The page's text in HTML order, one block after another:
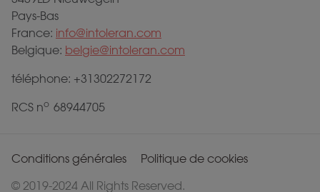
Pays-Bas
France: info@intoleran.com
Belgique: belgie@intoleran.com
téléphone: +31302272172
RCS no 68944705
© 2019-2024 All Rights Reserved.
Conditions générales Politique de cookies